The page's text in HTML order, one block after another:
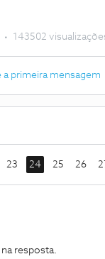
143502
a primeira mensagem
23 24 25 26
resposta.